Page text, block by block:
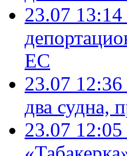
23.07 13:14
ЕС
23.07 12:36
два судна,
23.07 12:05